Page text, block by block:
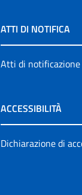
ATTI DI NOTIFICA
Atti di
ACCESSIBILITÀ
Dichiarazione di